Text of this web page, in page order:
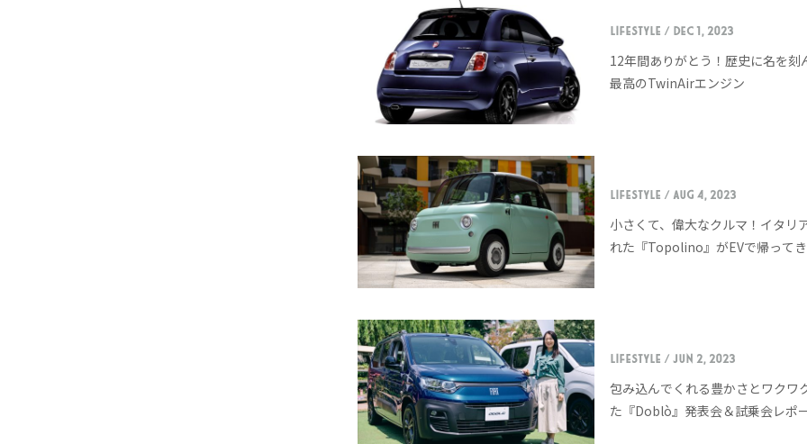
LIFESTYLE / Dec 1, 2023
12年間ありがとう！歴史に名を刻
最高のTwinAirエンジン
LIFESTYLE / Aug 4, 2023
小さくて、偉大なクルマ！イタリ
れた『Topolino』がEVで帰って
LIFESTYLE / Jun 2, 2023
包み込んでくれる豊かさとワクワ
た『Doblò』発表会＆試乗会レポ